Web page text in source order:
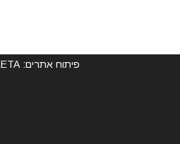
פיתוח אתרים: KETA